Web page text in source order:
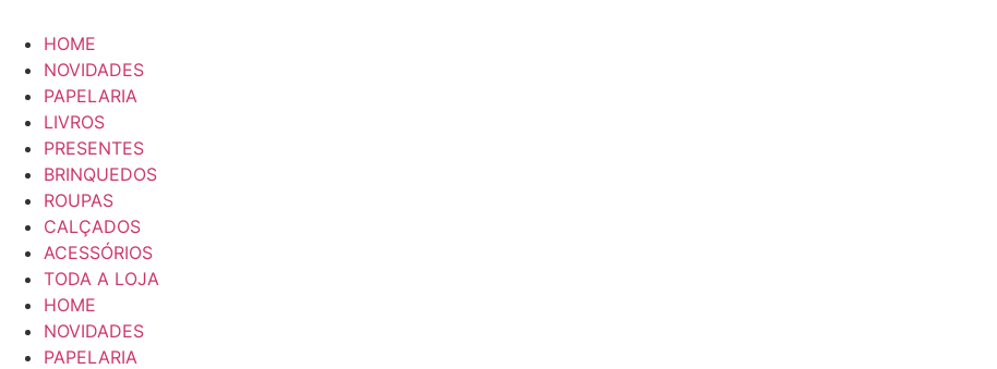
HOME
NOVIDADES
PAPELARIA
LIVROS
PRESENTES
BRINQUEDOS
ROUPAS
CALÇADOS
ACESSÓRIOS
TODA A LOJA
HOME
NOVIDADES
PAPELARIA